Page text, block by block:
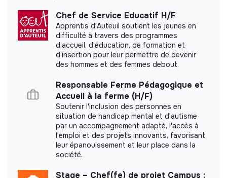
Documents
Did not yet add a transparency document.
Chef de Service Educatif H/F
Apprentis d'Auteuil soutient les jeunes en
difficulté à travers des programmes
d’accueil, d’éducation, de formation et
d’insertion pour leur permettre de devenir
des hommes et des femmes debout.
Responsable Ferme Pédagogique et
Accueil à la ferme (H/F)
Soutenir l'inclusion des personnes en
situation de handicap mental et d'autisme
par un accompagnement adapté, l'accès à
l'emploi et des projets innovants, favorisant
leur épanouissement et leur place dans la
société.
Stage – Chef(fe) de projet Campus :